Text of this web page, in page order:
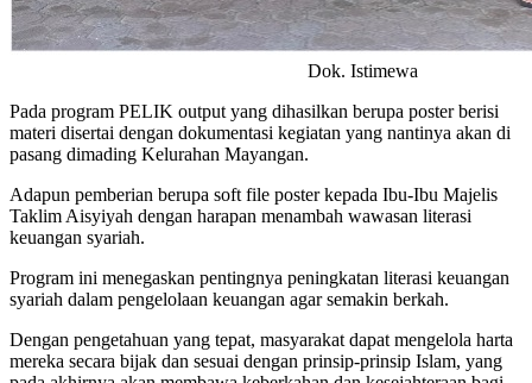
Dok. Istimewa
Pada program PELIK output yang dihasilkan berupa poster berisi
materi disertai dengan dokumentasi kegiatan yang nantinya akan di
pasang dimading Kelurahan Mayangan.
Adapun pemberian berupa soft file poster kepada Ibu-Ibu Majelis
Taklim Aisyiyah dengan harapan menambah wawasan literasi
keuangan syariah.
Program ini menegaskan pentingnya peningkatan literasi keuangan
syariah dalam pengelolaan keuangan agar semakin berkah.
Dengan pengetahuan yang tepat, masyarakat dapat mengelola harta
mereka secara bijak dan sesuai dengan prinsip-prinsip Islam, yang